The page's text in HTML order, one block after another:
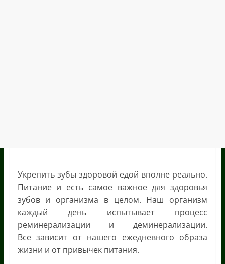
Укрепить зубы здоровой едой вполне реально.
Питание и есть самое важное для здоровья
зубов и организма в целом. Наш организм
каждый день испытывает процесс
реминерализации и деминерализации.
Все зависит от нашего ежедневного образа
жизни и от привычек питания.